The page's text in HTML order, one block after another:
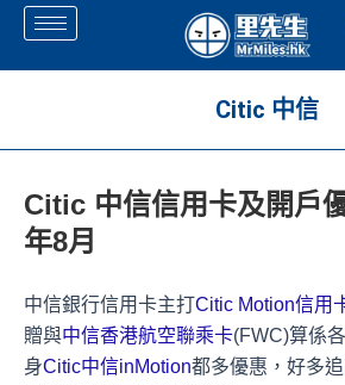
Skip
content
Citic 中信
Citic 中信信用卡及開戶
年8月
中信銀行信用卡主打Citic Motion信用
贈與中信香港航空聯乘卡(FWC)算係
身Citic中信inMotion都多優惠，好多